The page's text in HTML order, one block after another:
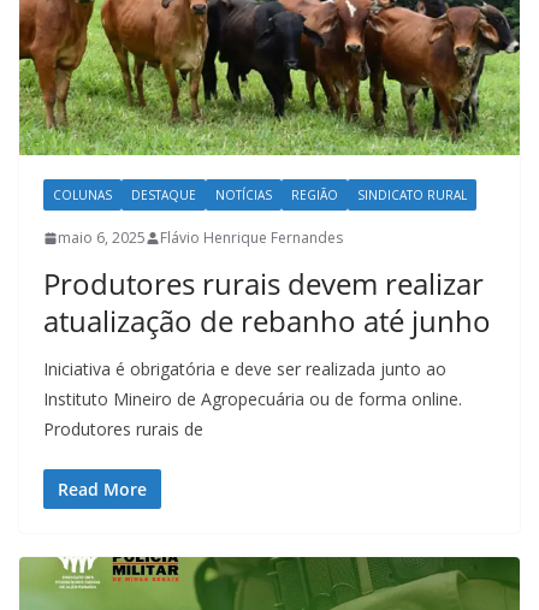
COLUNAS DESTAQUE NOTÍCIAS REGIÃO SINDICATO RURAL
maio 6, 2025 Flávio Henrique Fernandes
Produtores rurais devem realizar
atualização de rebanho até junho
Iniciativa é obrigatória e deve ser realizada junto ao
Instituto Mineiro de Agropecuária ou de forma online.
Produtores rurais de
Read More